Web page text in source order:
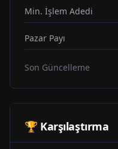
Min. İşlem Adedi
Pazar Payı
Son Güncelleme
🏆 Karşılaştırma